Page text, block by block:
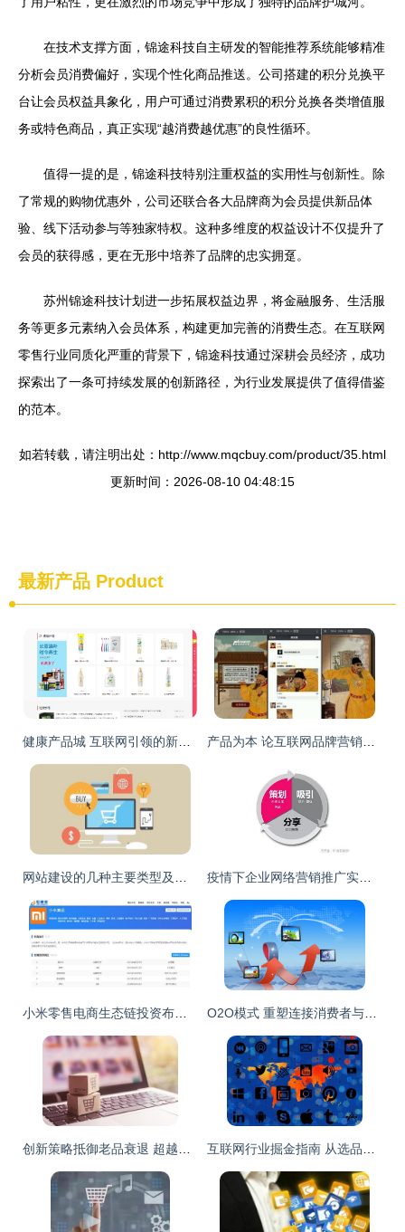
在技术支撑方面，锦途科技自主研发的智能推荐系统能够精准
分析会员消费偏好，实现个性化商品推送。公司搭建的积分兑换平
台让会员权益具象化，用户可通过消费累积的积分兑换各类增值服
务或特色商品，真正实现“越消费越优惠”的良性循环。
值得一提的是，锦途科技特别注重权益的实用性与创新性。除
了常规的购物优惠外，公司还联合各大品牌商为会员提供新品体
验、线下活动参与等独家特权。这种多维度的权益设计不仅提升了
会员的获得感，更在无形中培养了品牌的忠实拥趸。
苏州锦途科技计划进一步拓展权益边界，将金融服务、生活服
务等更多元素纳入会员体系，构建更加完善的消费生态。在互联网
零售行业同质化严重的背景下，锦途科技通过深耕会员经济，成功
探索出了一条可持续发展的创新路径，为行业发展提供了值得借鉴
的范本。
如若转载，请注明出处：http://www.mqcbuy.com/product/35.html
更新时间：2026-08-10 04:48:15
最新产品 Product